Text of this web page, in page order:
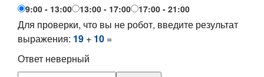
9:00 - 13:00 13:00 - 17:00 17:00 - 21:00
Для проверки, что вы не робот, введите результат
выражения: 19 + 10 =
Ответ неверный